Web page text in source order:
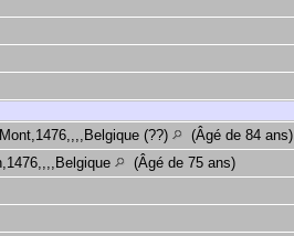
(??)
(Âgé de 84 ans)
(Âgé de 75 ans)